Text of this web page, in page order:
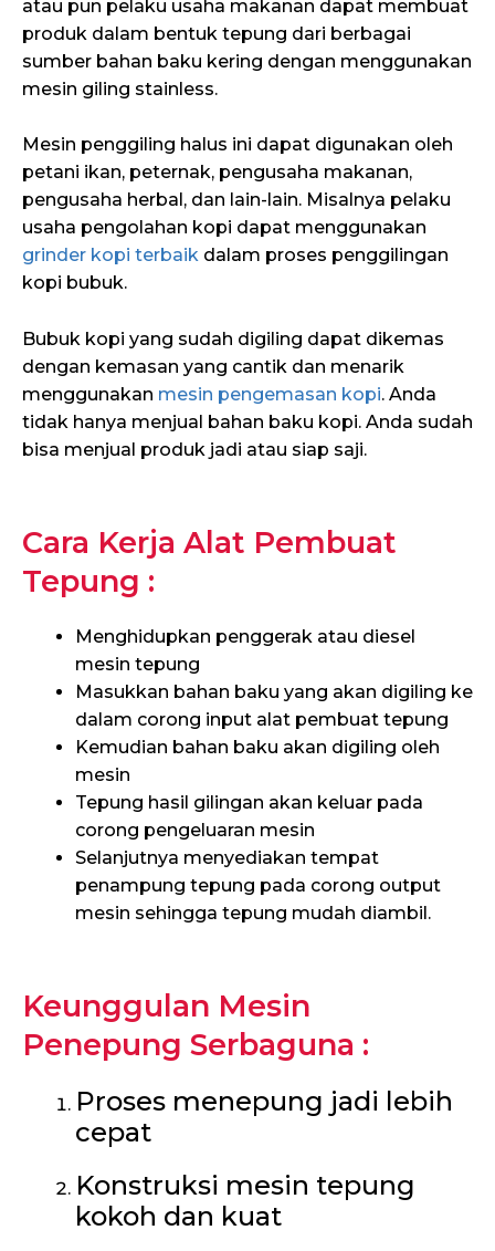
atau pun pelaku usaha makanan dapat membuat
produk dalam bentuk tepung dari berbagai
sumber bahan baku kering dengan menggunakan
mesin giling stainless.
Mesin penggiling halus ini dapat digunakan oleh
petani ikan, peternak, pengusaha makanan,
pengusaha herbal, dan lain-lain. Misalnya pelaku
usaha pengolahan kopi dapat menggunakan
grinder kopi terbaik dalam proses penggilingan
kopi bubuk.
Bubuk kopi yang sudah digiling dapat dikemas
dengan kemasan yang cantik dan menarik
menggunakan mesin pengemasan kopi. Anda
tidak hanya menjual bahan baku kopi. Anda sudah
bisa menjual produk jadi atau siap saji.
Cara Kerja Alat Pembuat
Tepung :
Menghidupkan penggerak atau diesel
mesin tepung
Masukkan bahan baku yang akan digiling ke
dalam corong input alat pembuat tepung
Kemudian bahan baku akan digiling oleh
mesin
Tepung hasil gilingan akan keluar pada
corong pengeluaran mesin
Selanjutnya menyediakan tempat
penampung tepung pada corong output
mesin sehingga tepung mudah diambil.
Keunggulan Mesin
Penepung Serbaguna :
Proses menepung jadi lebih
cepat
Konstruksi mesin tepung
kokoh dan kuat